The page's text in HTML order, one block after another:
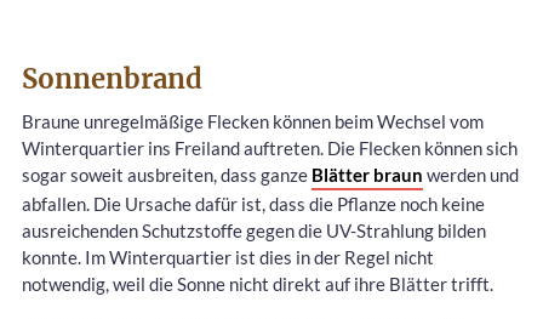
Sonnenbrand
Braune unregelmäßige Flecken können beim Wechsel vom
Winterquartier ins Freiland auftreten. Die Flecken können sich
sogar soweit ausbreiten, dass ganze Blätter braun werden und
abfallen. Die Ursache dafür ist, dass die Pflanze noch keine
ausreichenden Schutzstoffe gegen die UV-Strahlung bilden
konnte. Im Winterquartier ist dies in der Regel nicht
notwendig, weil die Sonne nicht direkt auf ihre Blätter trifft.